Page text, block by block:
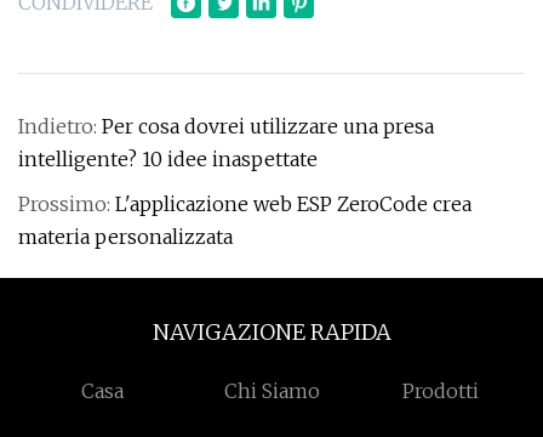
Indietro: Per cosa dovrei utilizzare una presa
intelligente? 10 idee inaspettate
Prossimo: L'applicazione web ESP ZeroCode crea
materia personalizzata
NAVIGAZIONE RAPIDA
Casa Chi Siamo Prodotti